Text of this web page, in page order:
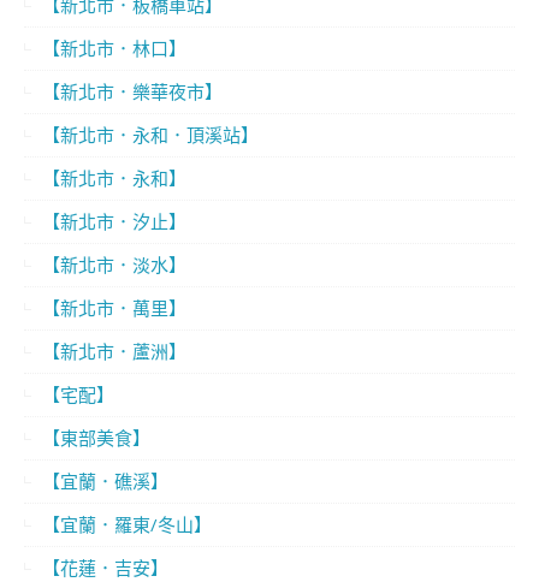
【新北市．板橋車站】
【新北市．林口】
【新北市．樂華夜市】
【新北市．永和．頂溪站】
【新北市．永和】
【新北市．汐止】
【新北市．淡水】
【新北市．萬里】
【新北市．蘆洲】
【宅配】
【東部美食】
【宜蘭．礁溪】
【宜蘭．羅東/冬山】
【花蓮．吉安】